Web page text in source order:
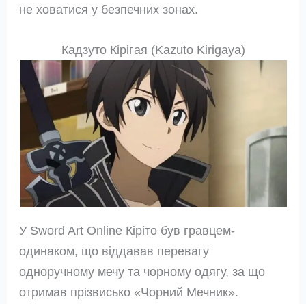
не ховатися у безпечних зонах.
Кадзуто Кірігая (Kazuto Kirigaya)
У Sword Art Online Кіріто був гравцем-
одинаком, що віддавав перевагу
одноручному мечу та чорному одягу, за що
отримав прізвисько «Чорний Мечник».